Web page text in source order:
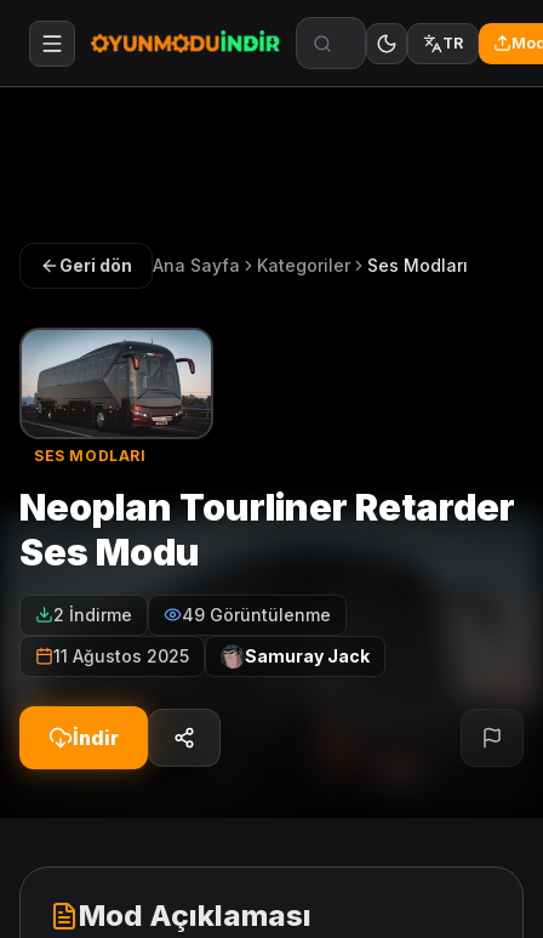
TR
Geri dön Ana Sayfa Kategoriler Ses Modları
SES MODLARI
Neoplan Tourliner Retarder
Ses Modu
2 İndirme
49 Görüntülenme
11 Ağustos 2025
Samuray Jack
İndir
Mod Açıklaması